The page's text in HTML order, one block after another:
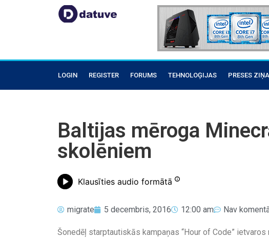
LOGIN REGISTER FORUMS TEHNOLOĢIJAS PRESES
Baltijas mēroga
skolēniem
Klausīties audio formātā
migrate 5 decembris, 2016 12:00 am Nav
Šonedēļ starptautiskās kampaņas “Hour of Code”